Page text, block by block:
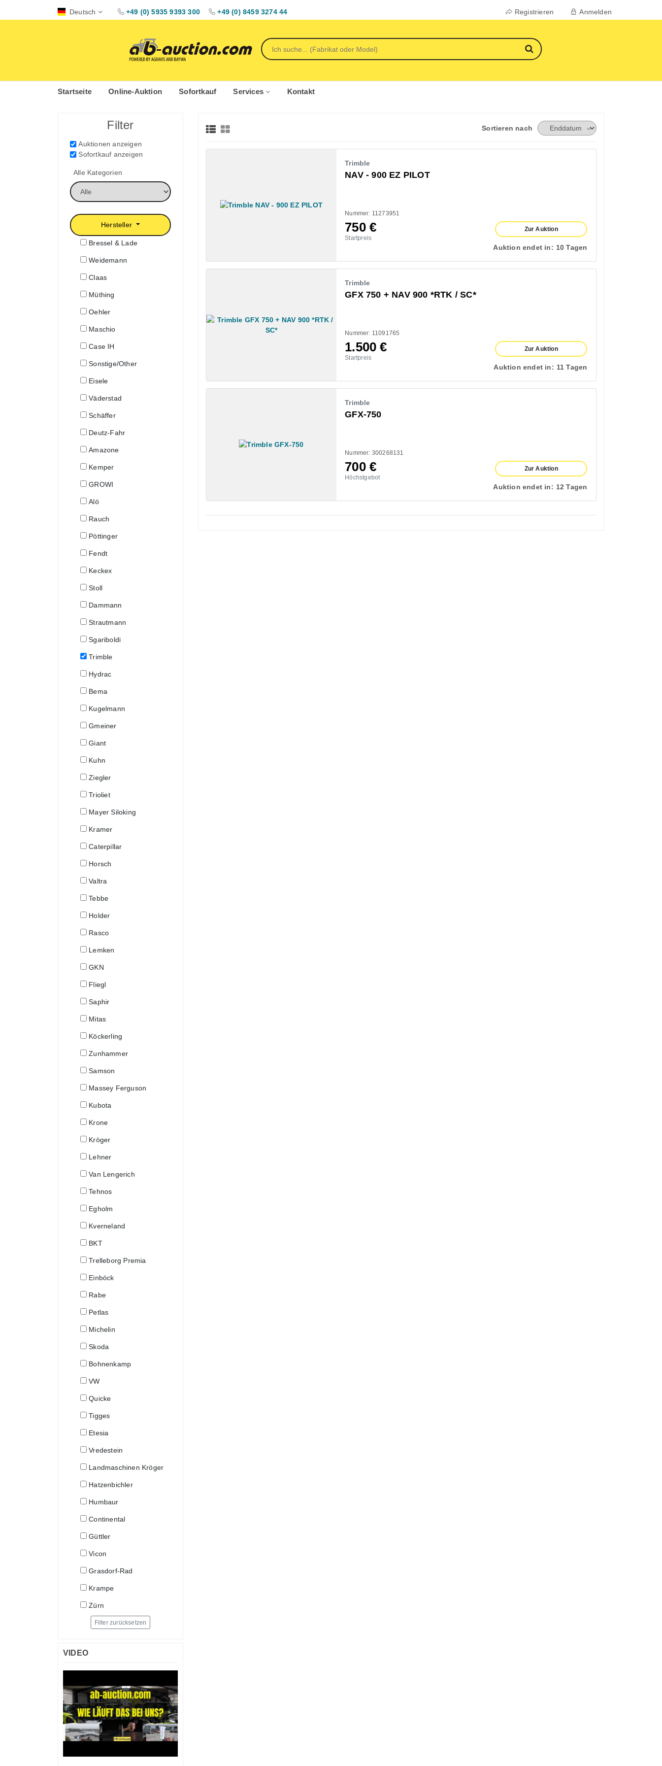
Deutsch +49 (0) 5935 9393 300 +49 (0) 8459 3274 44 Registrieren Anmelden
Startseite Online-Auktion Sofortkauf Services Kontakt
Filter
Auktionen anzeigen
Sofortkauf anzeigen
Alle Kategorien
Hersteller
Bressel & Lade
Weidemann
Claas
Müthing
Oehler
Maschio
Case IH
Sonstige/Other
Eisele
Väderstad
Schäffer
Deutz-Fahr
Amazone
Kemper
GROWI
Alö
Rauch
Pöttinger
Fendt
Keckex
Stoll
Dammann
Strautmann
Sgariboldi
Trimble
Hydrac
Bema
Kugelmann
Gmeiner
Giant
Kuhn
Ziegler
Trioliet
Mayer Siloking
Kramer
Caterpillar
Horsch
Valtra
Tebbe
Holder
Rasco
Lemken
GKN
Fliegl
Saphir
Mitas
Köckerling
Zunhammer
Samson
Massey Ferguson
Kubota
Krone
Kröger
Lehner
Van Lengerich
Tehnos
Egholm
Kverneland
BKT
Trelleborg Premia
Einböck
Rabe
Petlas
Michelin
Skoda
Bohnenkamp
VW
Quicke
Tigges
Etesia
Vredestein
Landmaschinen Kröger
Hatzenbichler
Humbaur
Continental
Güttler
Vicon
Grasdorf-Rad
Krampe
Zürn
Filter zurücksetzen
VIDEO
Sortieren nach
Trimble
NAV - 900 EZ PILOT
Nummer: 11273951
750 €
Startpreis
Zur Auktion
Auktion endet in: 10 Tagen
Trimble
GFX 750 + NAV 900 *RTK / SC*
Nummer: 11091765
1.500€
Startpreis
Zur Auktion
Auktion endet in: 11 Tagen
Trimble
GFX-750
Nummer: 300268131
700 €
Höchstgebot
Zur Auktion
Auktion endet in: 12 Tagen